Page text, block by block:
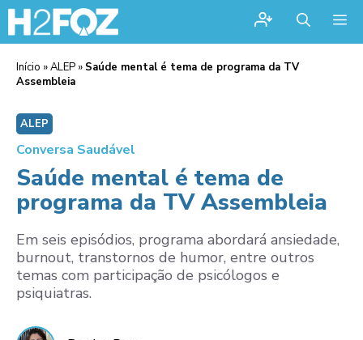
Início »ALEP » Saúde mental é tema de programa da TV
Assembleia
ALEP
Conversa Saudável
Saúde mental é tema de
programa da TV Assembleia
Em seis episódios, programa abordará ansiedade,
burnout, transtornos de humor, entre outros
temas com participação de psicólogos e
psiquiatras.